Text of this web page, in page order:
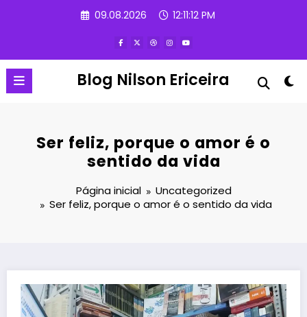
09.08.2026 12:11:13 PM
Blog Nilson Ericeira
Ser feliz, porque o amor é o
sentido da vida
Página inicial
Uncategorized
Ser feliz, porque o amor é o sentido da vida